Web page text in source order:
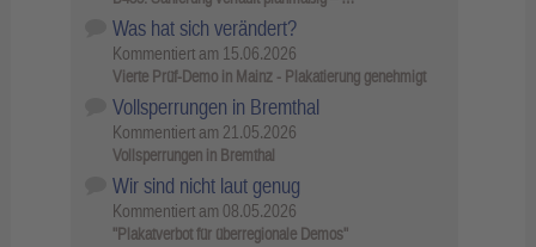
Was hat sich verändert?
Kommentiert am 15.06.2026
Vierte Prüf-Demo in Mainz - Plakatierung genehmigt
Vollsperrungen in Bremthal
Kommentiert am 21.05.2026
Vollsperrungen in Bremthal
Wir sind nicht laut genug
Kommentiert am 08.05.2026
"Plakatverbot für überregionale Demos"